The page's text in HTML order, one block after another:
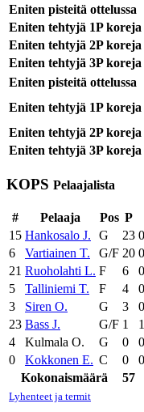
Eniten pisteitä ottelussa
Eniten tehtyjä 1P koreja
Eniten tehtyjä 2P koreja
Eniten tehtyjä 3P koreja
Eniten pisteitä ottelussa
Eniten tehtyjä 1P koreja
Eniten tehtyjä 2P koreja
Eniten tehtyjä 3P koreja
KOPS Pelaajalista
# Pelaaja Pos P
15 Hankosalo J. G 23
6
Vartiainen T. G/F 20
21 Ruoholahti L. F 6
5
Talliniemi T. F 4
3
Siren O. G 3
23 Bass J. G/F 1
4
Kulmala O. G 0
0
Kokkonen E. C 0
Kokonaismäärä
57
Lyhenteet ja termit